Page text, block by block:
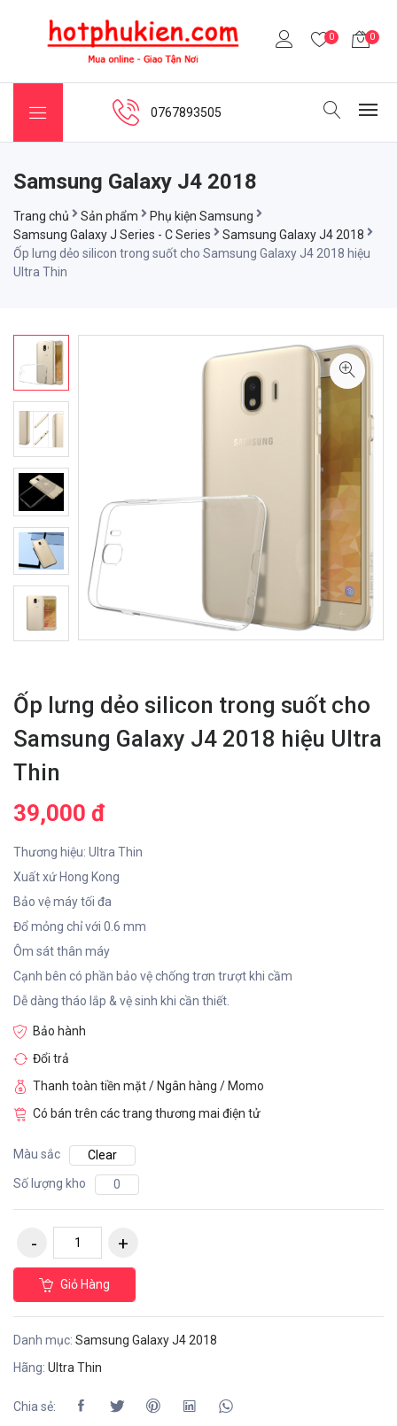
0 0
0767893505
Samsung Galaxy J4 2018
Trang chủ Sản phẩm
Phụ kiện Samsung
Samsung Galaxy J Series - C Series
Samsung Galaxy J4 2018
Ốp lưng dẻo silicon trong suốt cho Samsung Galaxy J4 2018 hiệu
Ultra Thin
Ốp lưng dẻo silicon trong suốt cho
Samsung Galaxy J4 2018 hiệu Ultra
Thin
39,000 đ
Thương hiệu: Ultra Thin
Xuất xứ Hong Kong
Bảo vệ máy tối đa
Đổ mỏng chỉ với 0.6 mm
Ôm sát thân máy
Cạnh bên có phần bảo vệ chống trơn trượt khi cầm
Dễ dàng tháo lắp & vệ sinh khi cần thiết.
Bảo hành
Đổi trả
Thanh toàn tiền mặt / Ngân hàng / Momo
Có bán trên các trang thương mai điện tử
Màu sắc
Clear
Số lượng kho
0
Giỏ Hàng
Danh mục: Samsung Galaxy J4 2018
Hãng: Ultra Thin
Chia sẻ: